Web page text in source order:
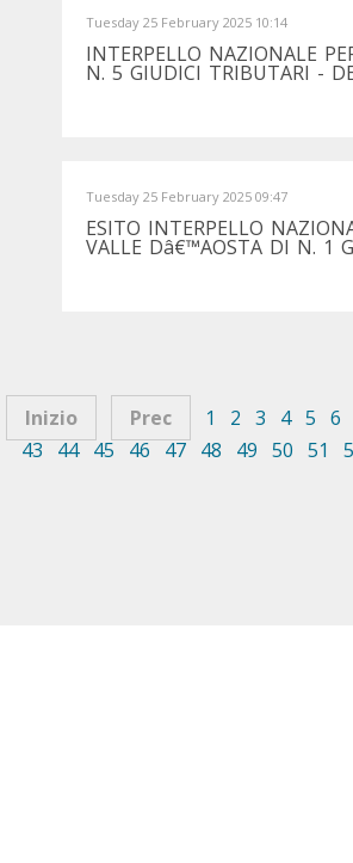
Tuesday 25 February 2025 10:14
INTERPELLO NAZIONALE
N. 5 GIUDICI TRIBUTARI -
Tuesday 25 February 2025 09:47
ESITO INTERPELLO
VALLE Dâ€™AOSTA DI N. 1
Inizio Prec 1 2 3 4 5 6
43
44 45 46 47 48 49 50 51